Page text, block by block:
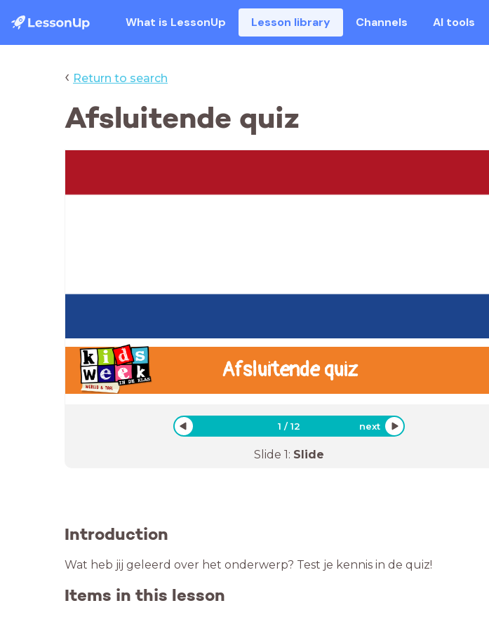
What is LessonUp Lesson library Channels AI tools
‹ Return to search
Afsluitende quiz
Afsluitende quiz
1 /12 next
Slide 1: Slide
Introduction
Wat heb jij geleerd over het onderwerp? Test je kennis in de quiz!
Items in this lesson